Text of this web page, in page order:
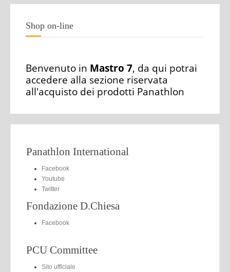
Shop on-line
Benvenuto in Mastro 7, da qui potrai
accedere alla sezione riservata
all'acquisto dei prodotti Panathlon
Panathlon International
Facebook
Youtube
Twitter
Fondazione D.Chiesa
Facebook
PCU Committee
Sito ufficiale